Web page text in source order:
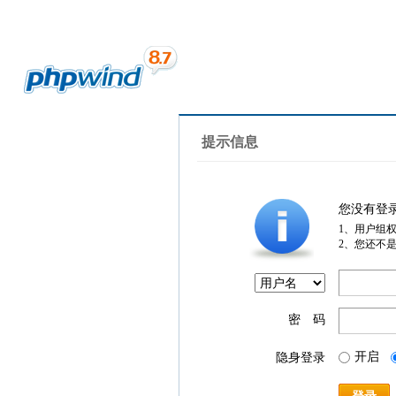
提示信息
您没有登
1、用户组
2、您还不
密 码
隐身登录 开启